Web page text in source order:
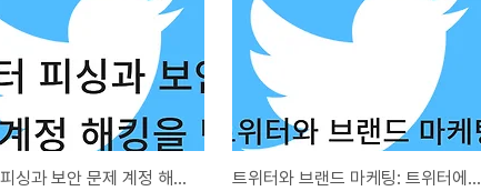
트위터 피싱과 보안 문제 계정 해킹을 방지하는 방법 트위터와 브랜드 마케팅: 트위터에서 브랜드 인지도를 높이는 방법